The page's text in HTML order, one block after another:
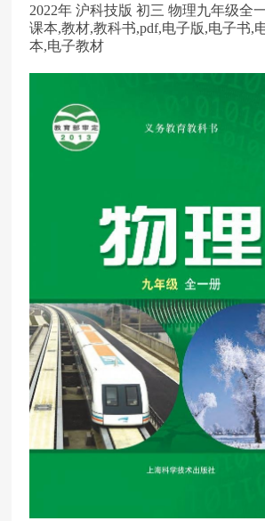
2022年 沪科技版 初三 物理九年级全
课本,教材,教科书,pdf,电子版,电子书,
本,电子教材